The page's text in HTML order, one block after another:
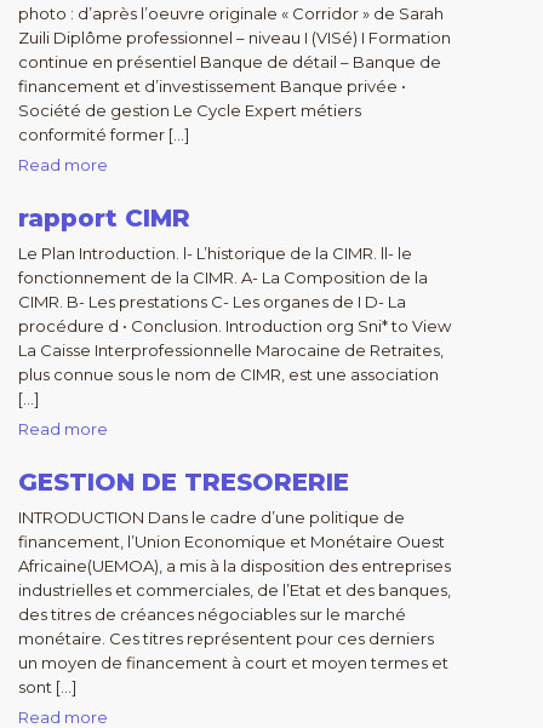
photo : d’après l’oeuvre originale « Corridor » de Sarah
Zuili Diplôme professionnel – niveau I (VISé) I Formation
continue en présentiel Banque de détail – Banque de
financement et d’investissement Banque privée •
Société de gestion Le Cycle Expert métiers
conformité former […]
Read more
rapport CIMR
Le Plan Introduction. l- L’historique de la CIMR. ll- le
fonctionnement de la CIMR. A- La Composition de la
CIMR. B- Les prestations C- Les organes de I D- La
procédure d • Conclusion. Introduction org Sni* to View
La Caisse Interprofessionnelle Marocaine de Retraites,
plus connue sous le nom de CIMR, est une association
[…]
Read more
GESTION DE TRESORERIE
INTRODUCTION Dans le cadre d’une politique de
financement, l’Union Economique et Monétaire Ouest
Africaine(UEMOA), a mis à la disposition des entreprises
industrielles et commerciales, de l’Etat et des banques,
des titres de créances négociables sur le marché
monétaire. Ces titres représentent pour ces derniers
un moyen de financement à court et moyen termes et
sont […]
Read more